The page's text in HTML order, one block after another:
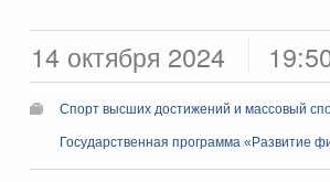
14 октября 2024
Спорт высших достижений и массовый
Государственная программа «Развитие
Государство
Государственные программы